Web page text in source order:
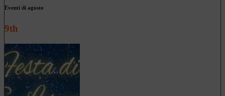
Eventi di agosto
9th